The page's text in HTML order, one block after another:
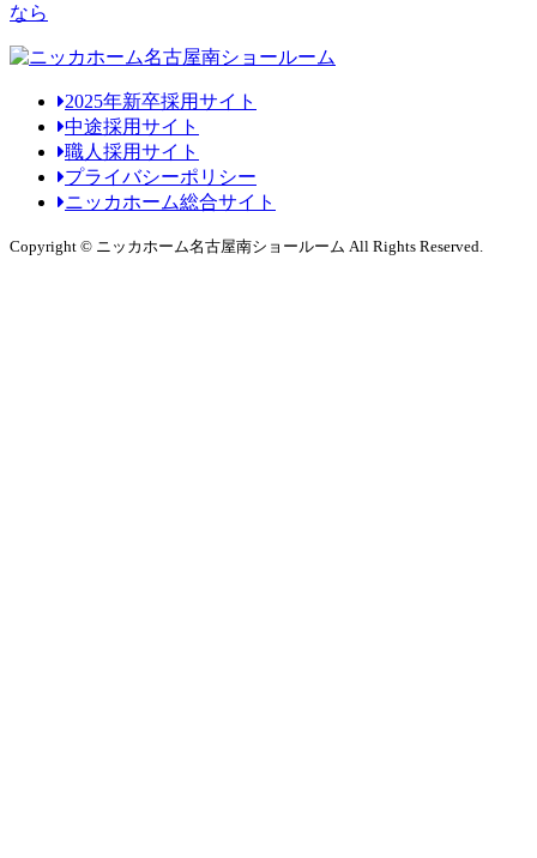
なら
2025年新卒採用サイト
中途採用サイト
職人採用サイト
プライバシーポリシー
ニッカホーム総合サイト
Copyright © ニッカホーム名古屋南ショールーム All Rights Reserved.